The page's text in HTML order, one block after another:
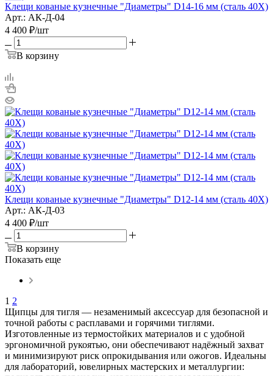
Клещи кованые кузнечные "Диаметры" D14-16 мм (сталь 40Х)
Арт.: АК-Д-04
4 400 ₽/шт
В корзину
Клещи кованые кузнечные "Диаметры" D12-14 мм (сталь 40Х)
Арт.: АК-Д-03
4 400 ₽/шт
В корзину
Показать еще
1 2
Щипцы для тигля — незаменимый аксессуар для безопасной и
точной работы с расплавами и горячими тиглями.
Изготовленные из термостойких материалов и с удобной
эргономичной рукоятью, они обеспечивают надёжный захват
и минимизируют риск опрокидывания или ожогов. Идеальны
для лабораторий, ювелирных мастерских и металлургии: